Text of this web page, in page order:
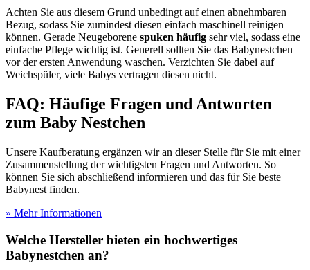
Achten Sie aus diesem Grund unbedingt auf einen abnehmbaren
Bezug, sodass Sie zumindest diesen einfach maschinell reinigen
können. Gerade Neugeborene spuken häufig sehr viel, sodass eine
einfache Pflege wichtig ist. Generell sollten Sie das Babynestchen
vor der ersten Anwendung waschen. Verzichten Sie dabei auf
Weichspüler, viele Babys vertragen diesen nicht.
FAQ: Häufige Fragen und Antworten
zum Baby Nestchen
Unsere Kaufberatung ergänzen wir an dieser Stelle für Sie mit einer
Zusammenstellung der wichtigsten Fragen und Antworten. So
können Sie sich abschließend informieren und das für Sie beste
Babynest finden.
» Mehr Informationen
Welche Hersteller bieten ein hochwertiges
Babynestchen an?